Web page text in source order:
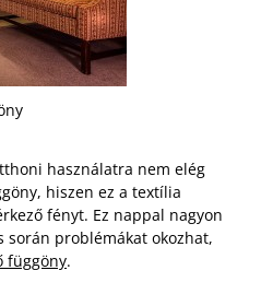
használatra nem elég
hiszen ez a textília
fényt. Ez nappal nagyon
során problémákat okozhat,
függöny.